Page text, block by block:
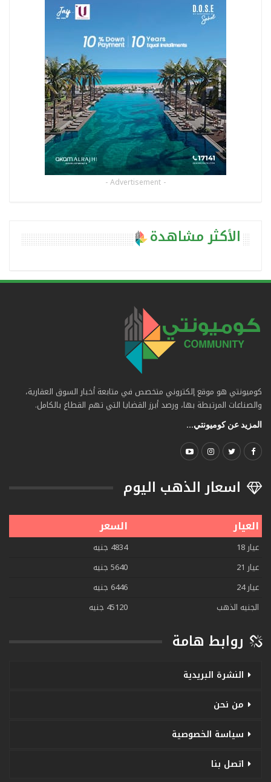
- Advertisement -
الأكثر مشاهدة
كوميونتي هو موقع إلكتروني متخصص في متابعة أخبار السوق العقارية،
والصناعات المرتبطة بها، ورصد أبرز القضايا التي تهم القطاع بالكامل.
المزيد عن كوميونتي...
اسعار الذهب اليوم
العيار السعر
عيار 18
4834 جنيه
عيار 21
5640 جنيه
عيار 24
6446 جنيه
الجنيه الذهب
45120 جنيه
روابط هامة
النشرة البريدية
من نحن
سياسة الخصوصية
اتصل بنا